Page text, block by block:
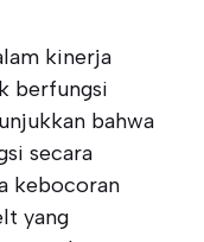
kinerja
berfungsi
bahwa
secara
kebocoran
yang